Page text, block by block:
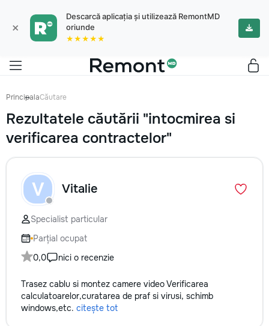
×
Descarcă aplicația și utilizează RemontMD
oriunde
★★★★★
PrincipalaCăutare
Rezultatele căutării "intocmirea si
verificarea contractelor"
V Vitalie
Specialist particular
Parțial ocupat
0,0
nici o recenzie
Trasez cablu si montez camere video Verificarea
calculatoarelor,curatarea de praf si virusi, schimb
windows,etc. citește tot